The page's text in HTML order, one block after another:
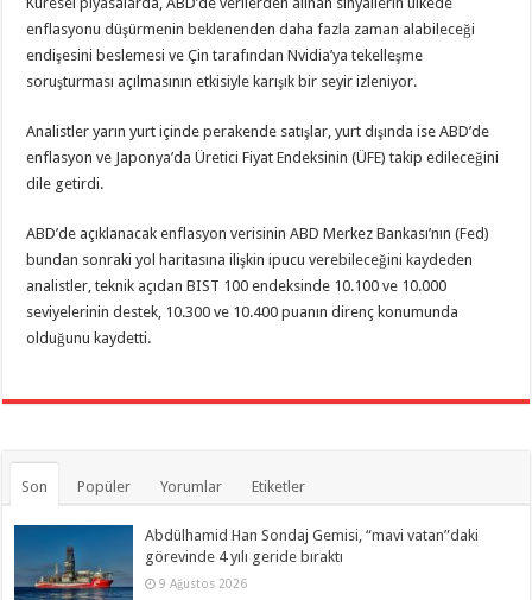
enflasyonu düşürmenin beklenenden daha fazla zaman alabileceği
endişesini beslemesi ve Çin tarafından Nvidia’ya tekelleşme
soruşturması açılmasının etkisiyle karışık bir seyir izleniyor.
Analistler yarın yurt içinde perakende satışlar, yurt dışında ise ABD’de
enflasyon ve Japonya’da Üretici Fiyat Endeksinin (ÜFE) takip edileceğini
dile getirdi.
ABD’de açıklanacak enflasyon verisinin ABD Merkez Bankası’nın (Fed)
bundan sonraki yol haritasına ilişkin ipucu verebileceğini kaydeden
analistler, teknik açıdan BIST 100 endeksinde 10.100 ve 10.000
seviyelerinin destek, 10.300 ve 10.400 puanın direnç konumunda
olduğunu kaydetti.
Son Popüler Yorumlar Etiketler
Abdülhamid Han Sondaj Gemisi, “mavi vatan”daki
görevinde 4 yılı geride bıraktı
9 Ağustos 2026